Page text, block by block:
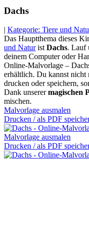
Dachs
| Kategorie: Tiere und
Das Hauptthema dieses
und NaturistDachs. Lauf
deinem Computer oder
Online-Malvorlage –
erhältlich. Du kannst
drucken oder speichern,
Dank unserermagischen
mischen.
Malvorlage ausmalen
Drucken / als PDF
Malvorlage ausmalen
Drucken / als PDF